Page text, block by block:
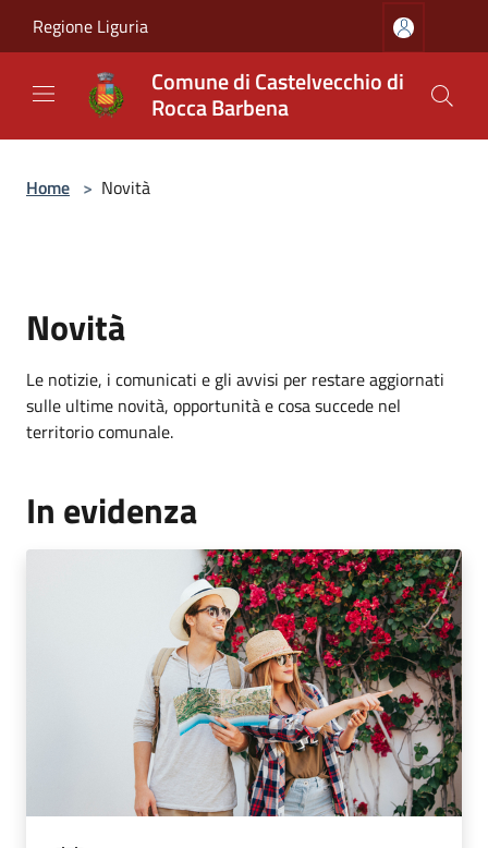
Regione Liguria
Comune di Castelvecchio di
Rocca Barbena
Home > Novità
Novità
Le notizie, i comunicati e gli avvisi per restare aggiornati
sulle ultime novità, opportunità e cosa succede nel
territorio comunale.
In evidenza